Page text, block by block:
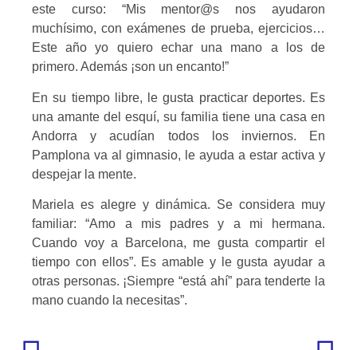
este curso: “Mis mentor@s nos ayudaron
muchísimo, con exámenes de prueba, ejercicios…
Este año yo quiero echar una mano a los de
primero. Además ¡son un encanto!”
En su tiempo libre, le gusta practicar deportes. Es
una amante del esquí, su familia tiene una casa en
Andorra y acudían todos los inviernos. En
Pamplona va al gimnasio, le ayuda a estar activa y
despejar la mente.
Mariela es alegre y dinámica. Se considera muy
familiar: “Amo a mis padres y a mi hermana.
Cuando voy a Barcelona, me gusta compartir el
tiempo con ellos”. Es amable y le gusta ayudar a
otras personas. ¡Siempre “está ahí” para tenderte la
mano cuando la necesitas”.